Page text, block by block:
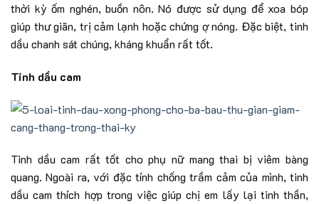
thời kỳ ốm nghén, buồn nôn. Nó được sử dụng để xoa bóp
giúp thư giãn, trị cảm lạnh hoặc chứng ợ nóng. Đặc biệt, tinh
dầu chanh sát chúng, kháng khuẩn rất tốt.
Tinh dầu cam
Tinh dầu cam rất tốt cho phụ nữ mang thai bị viêm bàng
quang. Ngoài ra, với đặc tính chống trầm cảm của mình, tinh
dầu cam thích hợp trong việc giúp chị em lấy lại tinh thần,